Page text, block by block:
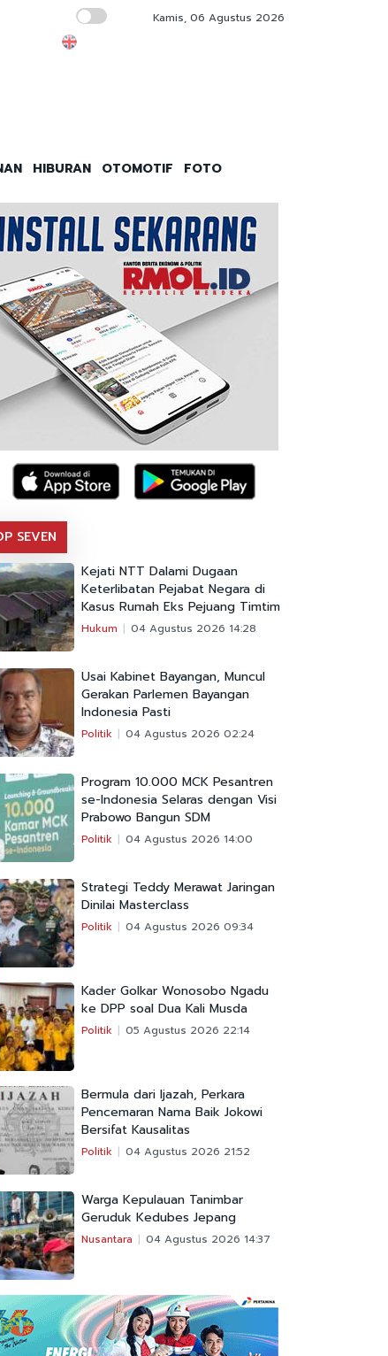
Penetapan Tiga Taman Nasional Jadi BLU
Kamis, 06 Agustus 2026
HIBURAN OTOMOTIF FOTO
SEVEN
Kejati NTT Dalami Dugaan
Keterlibatan Pejabat Negara di
Kasus Rumah Eks Pejuang Timtim
Hukum 04 Agustus 2026 14:28
Usai Kabinet Bayangan, Muncul
Gerakan Parlemen Bayangan
Indonesia Pasti
Politik 04 Agustus 2026 02:24
Program 10.000 MCK Pesantren
se-Indonesia Selaras dengan Visi
Prabowo Bangun SDM
Politik 04 Agustus 2026 14:00
Strategi Teddy Merawat Jaringan
Dinilai Masterclass
Politik 04 Agustus 2026 09:34
Kader Golkar Wonosobo Ngadu
ke DPP soal Dua Kali Musda
Politik 05 Agustus 2026 22:14
Bermula dari Ijazah, Perkara
Pencemaran Nama Baik Jokowi
Bersifat Kausalitas
Politik 04 Agustus 2026 21:52
Warga Kepulauan Tanimbar
Geruduk Kedubes Jepang
Nusantara 04 Agustus 2026 14:37